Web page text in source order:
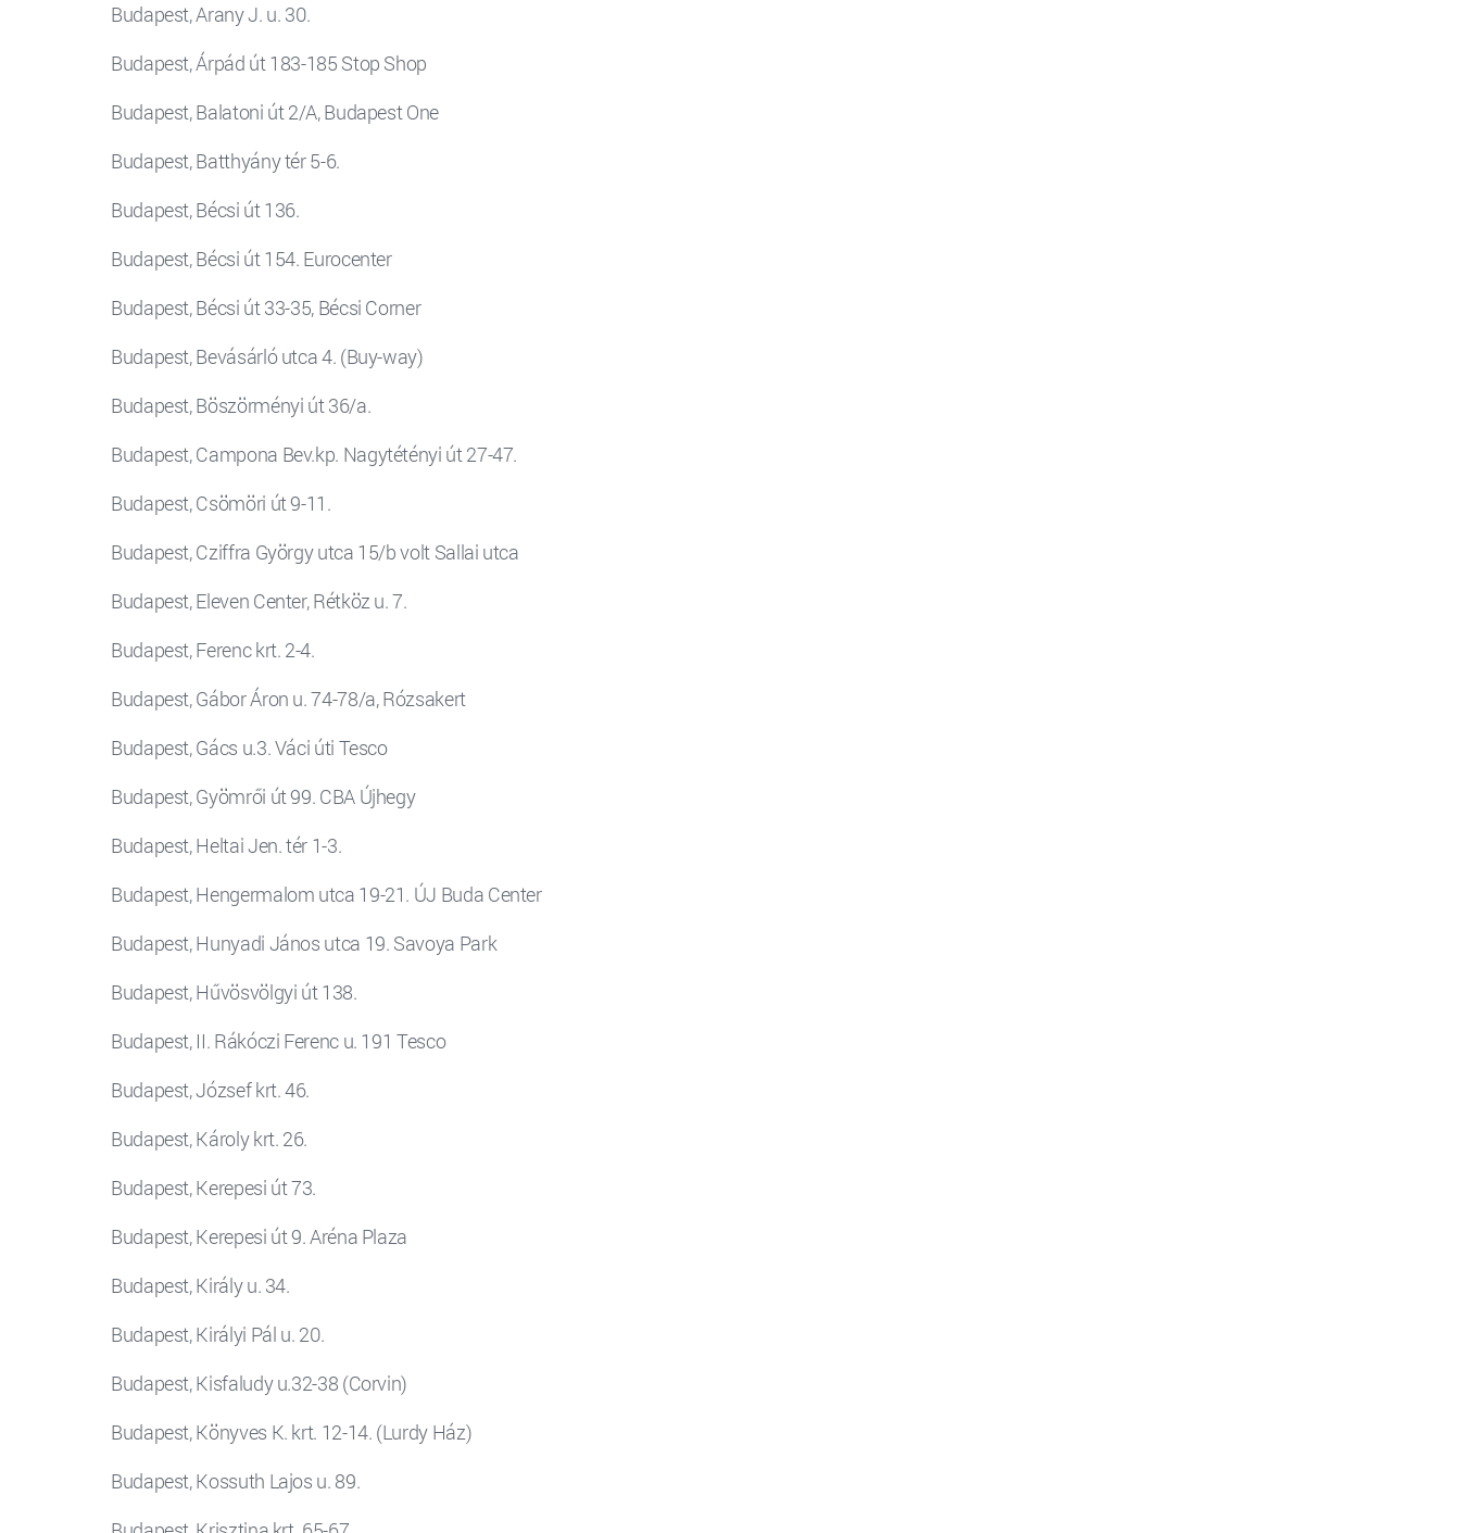
Budapest, Arany J. u. 30.
Budapest, Árpád út 183-185 Stop Shop
Budapest, Balatoni út 2/A, Budapest One
Budapest, Batthyány tér 5-6.
Budapest, Bécsi út 136.
Budapest, Bécsi út 154. Eurocenter
Budapest, Bécsi út 33-35, Bécsi Corner
Budapest, Bevásárló utca 4. (Buy-way)
Budapest, Böszörményi út 36/a.
Budapest, Campona Bev.kp. Nagytétényi út 27-47.
Budapest, Csömöri út 9-11.
Budapest, Cziffra György utca 15/b volt Sallai utca
Budapest, Eleven Center, Rétköz u. 7.
Budapest, Ferenc krt. 2-4.
Budapest, Gábor Áron u. 74-78/a, Rózsakert
Budapest, Gács u.3. Váci úti Tesco
Budapest, Gyömrői út 99. CBA Újhegy
Budapest, Heltai Jen. tér 1-3.
Budapest, Hengermalom utca 19-21. ÚJ Buda Center
Budapest, Hunyadi János utca 19. Savoya Park
Budapest, Hűvösvölgyi út 138.
Budapest, II. Rákóczi Ferenc u. 191 Tesco
Budapest, József krt. 46.
Budapest, Károly krt. 26.
Budapest, Kerepesi út 73.
Budapest, Kerepesi út 9. Aréna Plaza
Budapest, Király u. 34.
Budapest, Királyi Pál u. 20.
Budapest, Kisfaludy u.32-38 (Corvin)
Budapest, Könyves K. krt. 12-14. (Lurdy Ház)
Budapest, Kossuth Lajos u. 89.